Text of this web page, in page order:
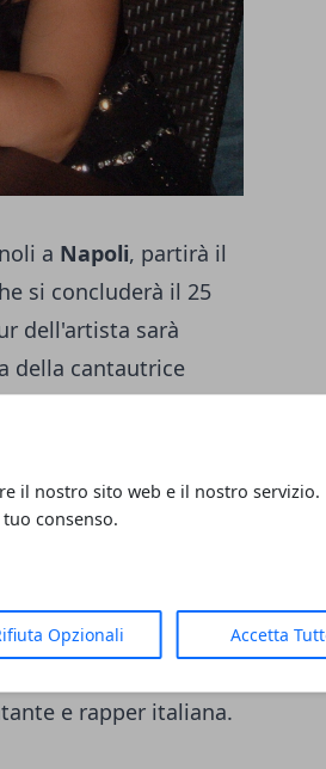
il nostro sito web e il nostro servizio.
consenso.
Opzionali Accetta
a Napoli, partirà il
si concluderà il 25
dell'artista sarà
della cantautrice
2015, e che è
Ferreri
te. Trattasi di
Volevo te
come
tutti i singoli
Nella raccolta c'è
e rapper italiana.